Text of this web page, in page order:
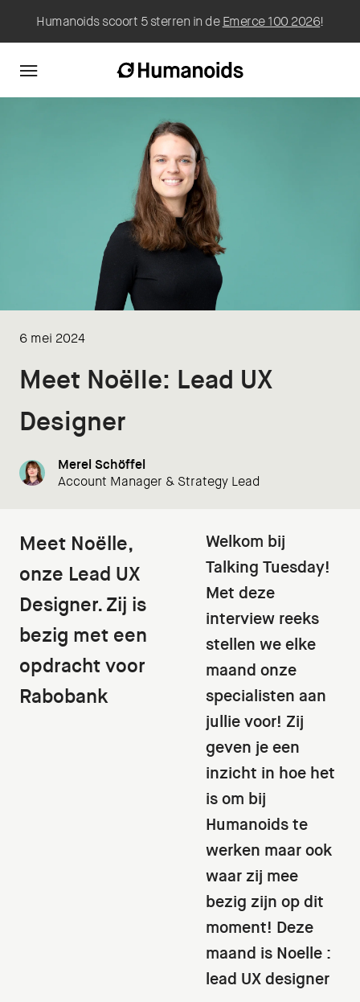
Humanoids scoort 5 sterren in deEmerce 100 2026!
6 mei 2024
Meet Noëlle: Lead UX
Designer
Merel Schöffel
Account Manager & Strategy Lead
Meet Noëlle,
onze Lead UX
Designer. Zij is
bezig met een
opdracht voor
Rabobank
Welkom bij
Talking Tuesday!
Met deze
interview reeks
stellen we elke
maand onze
specialisten aan
jullie voor! Zij
geven je een
inzicht in hoe het
is om bij
Humanoids te
werken maar ook
waar zij mee
bezig zijn op dit
moment! Deze
maand is Noelle :
lead UX designer